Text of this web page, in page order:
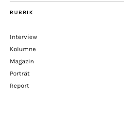
RUBRIK
Interview
Kolumne
Magazin
Porträt
Report